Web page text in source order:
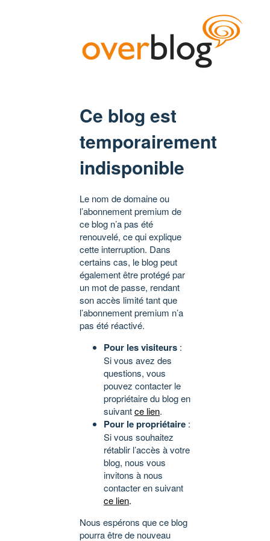
Ce blog est
temporairement
indisponible
Le nom de domaine ou
l’abonnement premium de
ce blog n’a pas été
renouvelé, ce qui explique
cette interruption. Dans
certains cas, le blog peut
également être protégé par
un mot de passe, rendant
son accès limité tant que
l’abonnement premium n’a
pas été réactivé.
Pour les visiteurs :
Si vous avez des
questions, vous
pouvez contacter le
propriétaire du blog en
suivantce lien.
Pour le propriétaire :
Si vous souhaitez
rétablir l’accès à votre
blog, nous vous
invitons à nous
contacter en suivant
ce lien.
Nous espérons que ce blog
pourra être de nouveau